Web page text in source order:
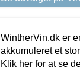
WintherVin.dk er
akkumuleret et
Klik her for at se